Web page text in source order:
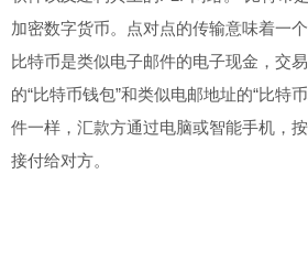
加密数字货币。点对点的传输意味着一
比特币是类似电子邮件的电子现金，交
的“比特币钱包”和类似电邮地址的“比特
件一样，汇款方通过电脑或智能手机，
接付给对方。